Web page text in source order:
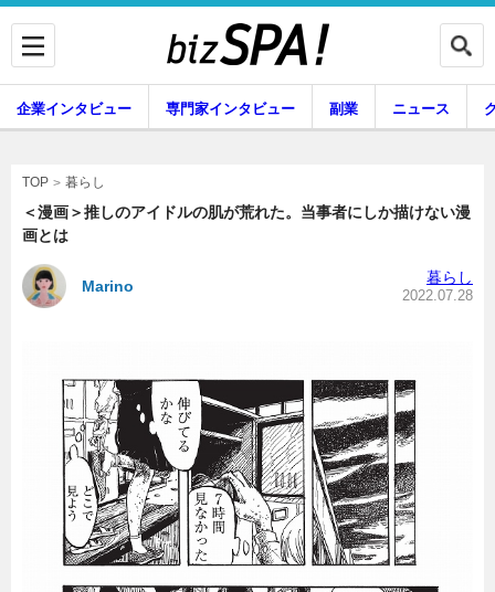
専門家インタビュー
グルメ スキル
暮らし エンタメ
企業インタビュー 専門家インタビュー 副業 ニュース
TOP 暮らし
＜漫画＞推しのアイドルの肌が荒れた。当事者にしか描けない漫
画とは
Marino 暮らし
2022.07.28